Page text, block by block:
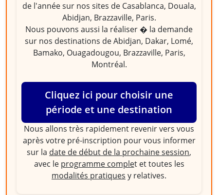
de l'année sur nos sites de Casablanca, Douala,
Abidjan, Brazzaville, Paris.
Nous pouvons aussi la réaliser � la demande
sur nos destinations de Abidjan, Dakar, Lomé,
Bamako, Ouagadougou, Brazzaville, Paris,
Montréal.
Cliquez ici pour choisir une
période et une destination
Nous allons très rapidement revenir vers vous
après votre pré-inscription pour vous informer
sur la date de début de la prochaine session,
avec le programme complet et toutes les
modalités pratiques y relatives.